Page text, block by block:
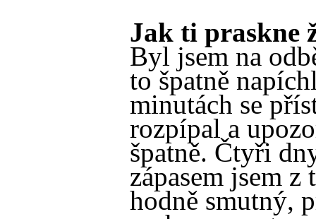
Jak ti praskne
Byl jsem na
to špatně
minutách se
rozpípal a
špatně. Čtyři
zápasem jsem z
hodně smutný,